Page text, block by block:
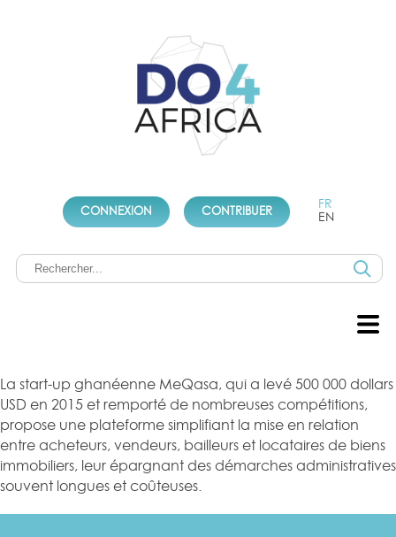
CONNEXION CONTRIBUER
FR
EN
La start-up ghanéenne MeQasa, qui a levé 500 000 dollars
USD en 2015 et remporté de nombreuses compétitions,
propose une plateforme simplifiant la mise en relation
entre acheteurs, vendeurs, bailleurs et locataires de biens
immobiliers, leur épargnant des démarches administratives
souvent longues et coûteuses.